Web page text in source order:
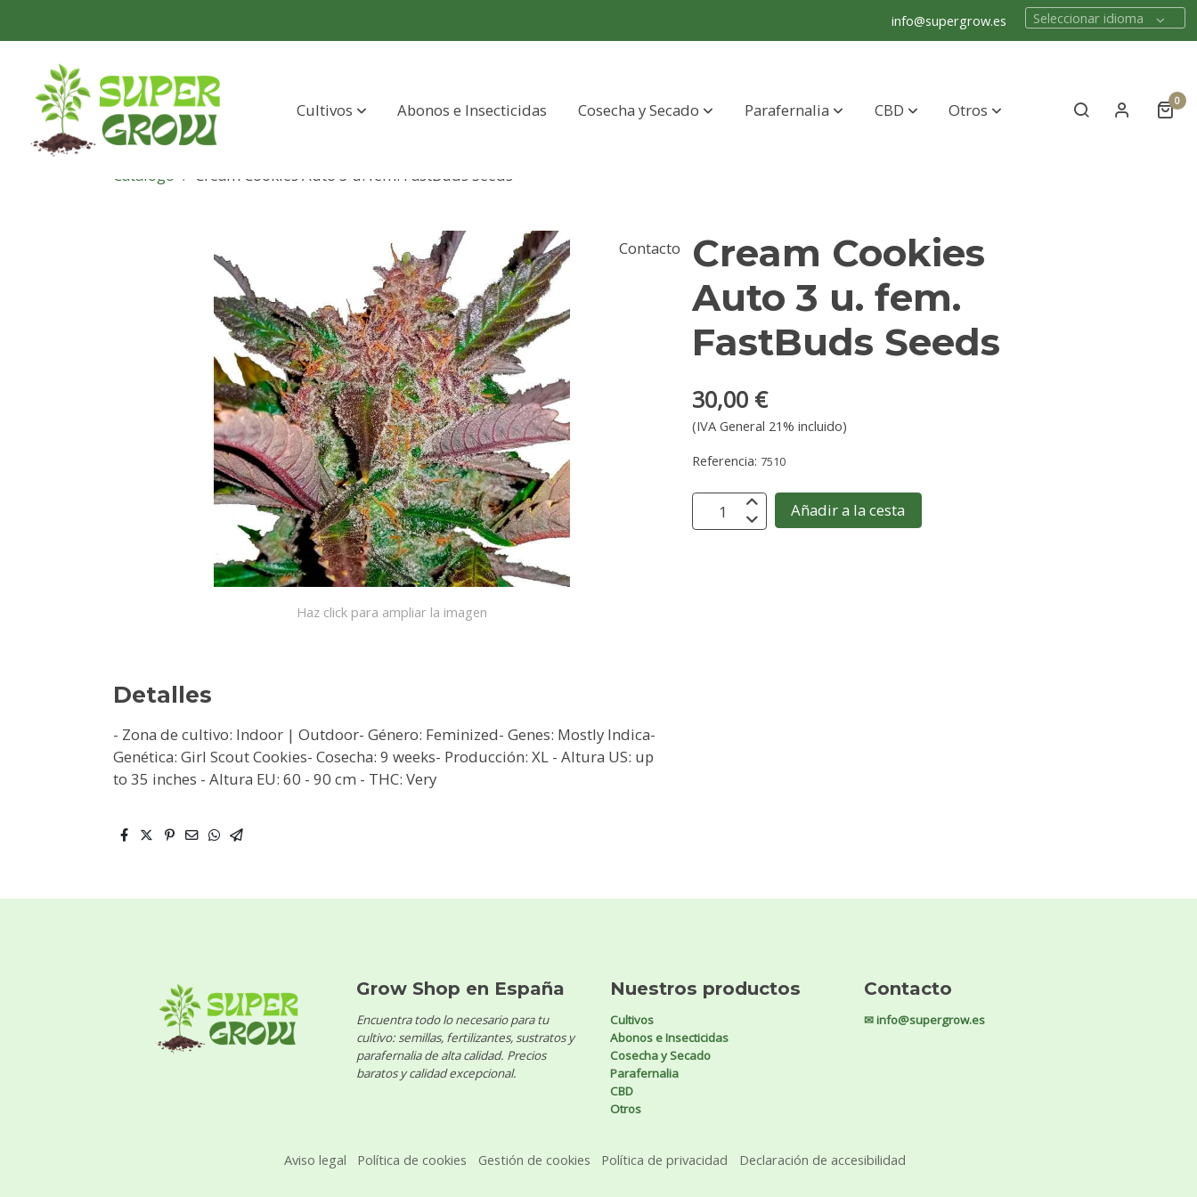
info@supergrow.es Seleccionar idioma
Cultivos Abonos e Insecticidas Cosecha y Secado Parafernalia CBD Otros
Contacto
0
Catálogo Cream Cookies Auto 3 u. fem. FastBuds Seeds
Haz click para ampliar la imagen
Detalles
- Zona de cultivo: Indoor | Outdoor- Género: Feminized- Genes: Mostly Indica-
Genética: Girl Scout Cookies- Cosecha: 9 weeks- Producción: XL - Altura US: up
to 35 inches - Altura EU: 60 - 90 cm - THC: Very
Cream Cookies
Auto 3 u. fem.
FastBuds Seeds
30,00 €
(IVA General 21% incluido)
Referencia: 7510
Añadir a la cesta
Grow Shop en España
Encuentra todo lo necesario para tu
cultivo: semillas, fertilizantes, sustratos y
parafernalia de alta calidad. Precios
baratos y calidad excepcional.
Nuestros productos
Cultivos
Abonos e Insecticidas
Cosecha y Secado
Parafernalia
CBD
Otros
Contacto
✉ info@supergrow.es
Aviso legal Política de cookies Gestión de cookies Política de privacidad Declaración de accesibilidad